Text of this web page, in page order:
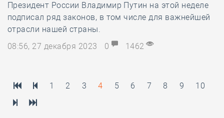
Президент России Владимир Путин на этой неделе
подписал ряд законов, в том числе для важнейшей
отрасли нашей страны.
08:56, 27 декабря 2023
0 1462
1 2 3 4 5 6 7 8 9 10